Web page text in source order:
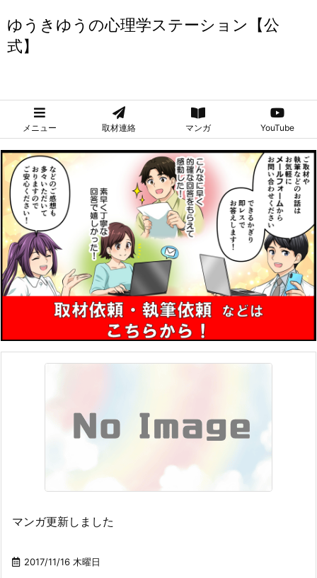
ゆうきゆうの心理学ステーション【公
式】
メニュー 取材連絡 マンガ YouTube
マンガ更新しました
2017/11/16 木曜日